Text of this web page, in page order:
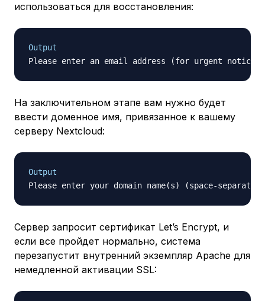
использоваться для восстановления:
Output
Please enter an email address (for urgent
На заключительном этапе вам нужно будет
ввести доменное имя, привязанное к вашему
серверу Nextcloud:
Output
Please enter your domain name(s) (space-
Сервер запросит сертификат Let’s Encrypt, и
если все пройдет нормально, система
перезапустит внутренний экземпляр Apache для
немедленной активации SSL: